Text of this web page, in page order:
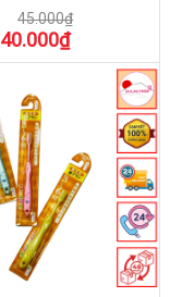
45.000₫
40.000₫